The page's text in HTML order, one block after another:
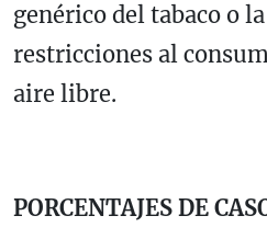
genérico del tabaco o
restricciones al
aire libre.
PORCENTAJES DE